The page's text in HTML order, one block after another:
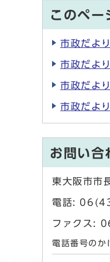
このペー
市政だよ
市政だよ
市政だよ
市政だよ
お問い合
東大阪市市
電話:
ファクス:
電話番号のか